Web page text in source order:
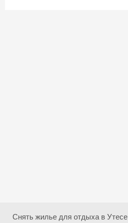
Снять жилье для отдыха в Утесе